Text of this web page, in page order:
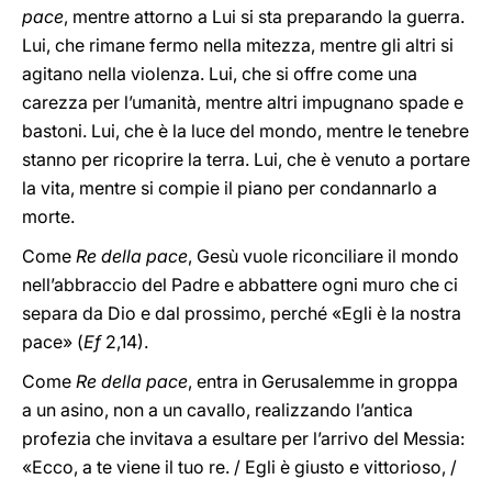
pace, mentre attorno a Lui si sta preparando la guerra.
Lui, che rimane fermo nella mitezza, mentre gli altri si
agitano nella violenza. Lui, che si offre come una
carezza per l’umanità, mentre altri impugnano spade e
bastoni. Lui, che è la luce del mondo, mentre le tenebre
stanno per ricoprire la terra. Lui, che è venuto a portare
la vita, mentre si compie il piano per condannarlo a
morte.
Come Re della pace, Gesù vuole riconciliare il mondo
nell’abbraccio del Padre e abbattere ogni muro che ci
separa da Dio e dal prossimo, perché «Egli è la nostra
pace» (Ef 2,14).
Come Re della pace, entra in Gerusalemme in groppa
a un asino, non a un cavallo, realizzando l’antica
profezia che invitava a esultare per l’arrivo del Messia:
«Ecco, a te viene il tuo re. / Egli è giusto e vittorioso, /